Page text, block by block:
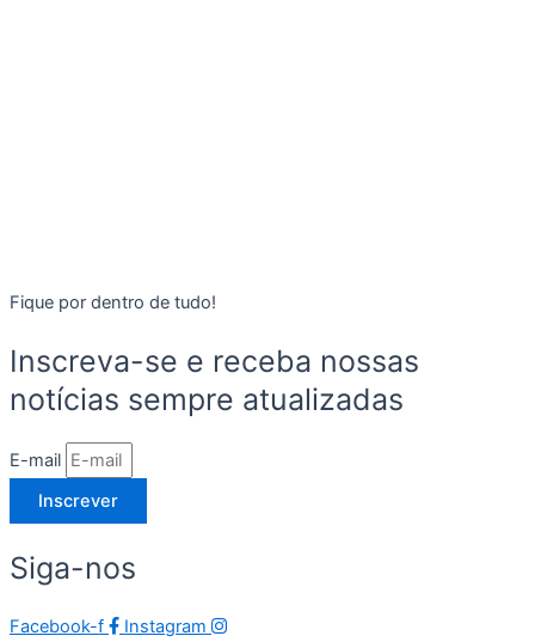
Fique por dentro de tudo!
Inscreva-se e receba nossas
notícias sempre atualizadas
E-mail
Inscrever
Siga-nos
Facebook-f Instagram